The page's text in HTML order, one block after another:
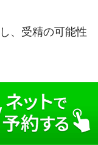
、受精の可能性
せ、受精卵を子